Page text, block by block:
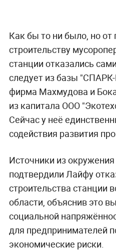
Как бы то ни было, но от
строительству
станции отказались
следует из базы
фирма Махмудова и
из капитала ООО
Сейчас у неё
содействия развития
Источники из
подтвердили Лайфу
строительства станции
области, объяснив это
социальной
для предпринимателей
экономические риски.